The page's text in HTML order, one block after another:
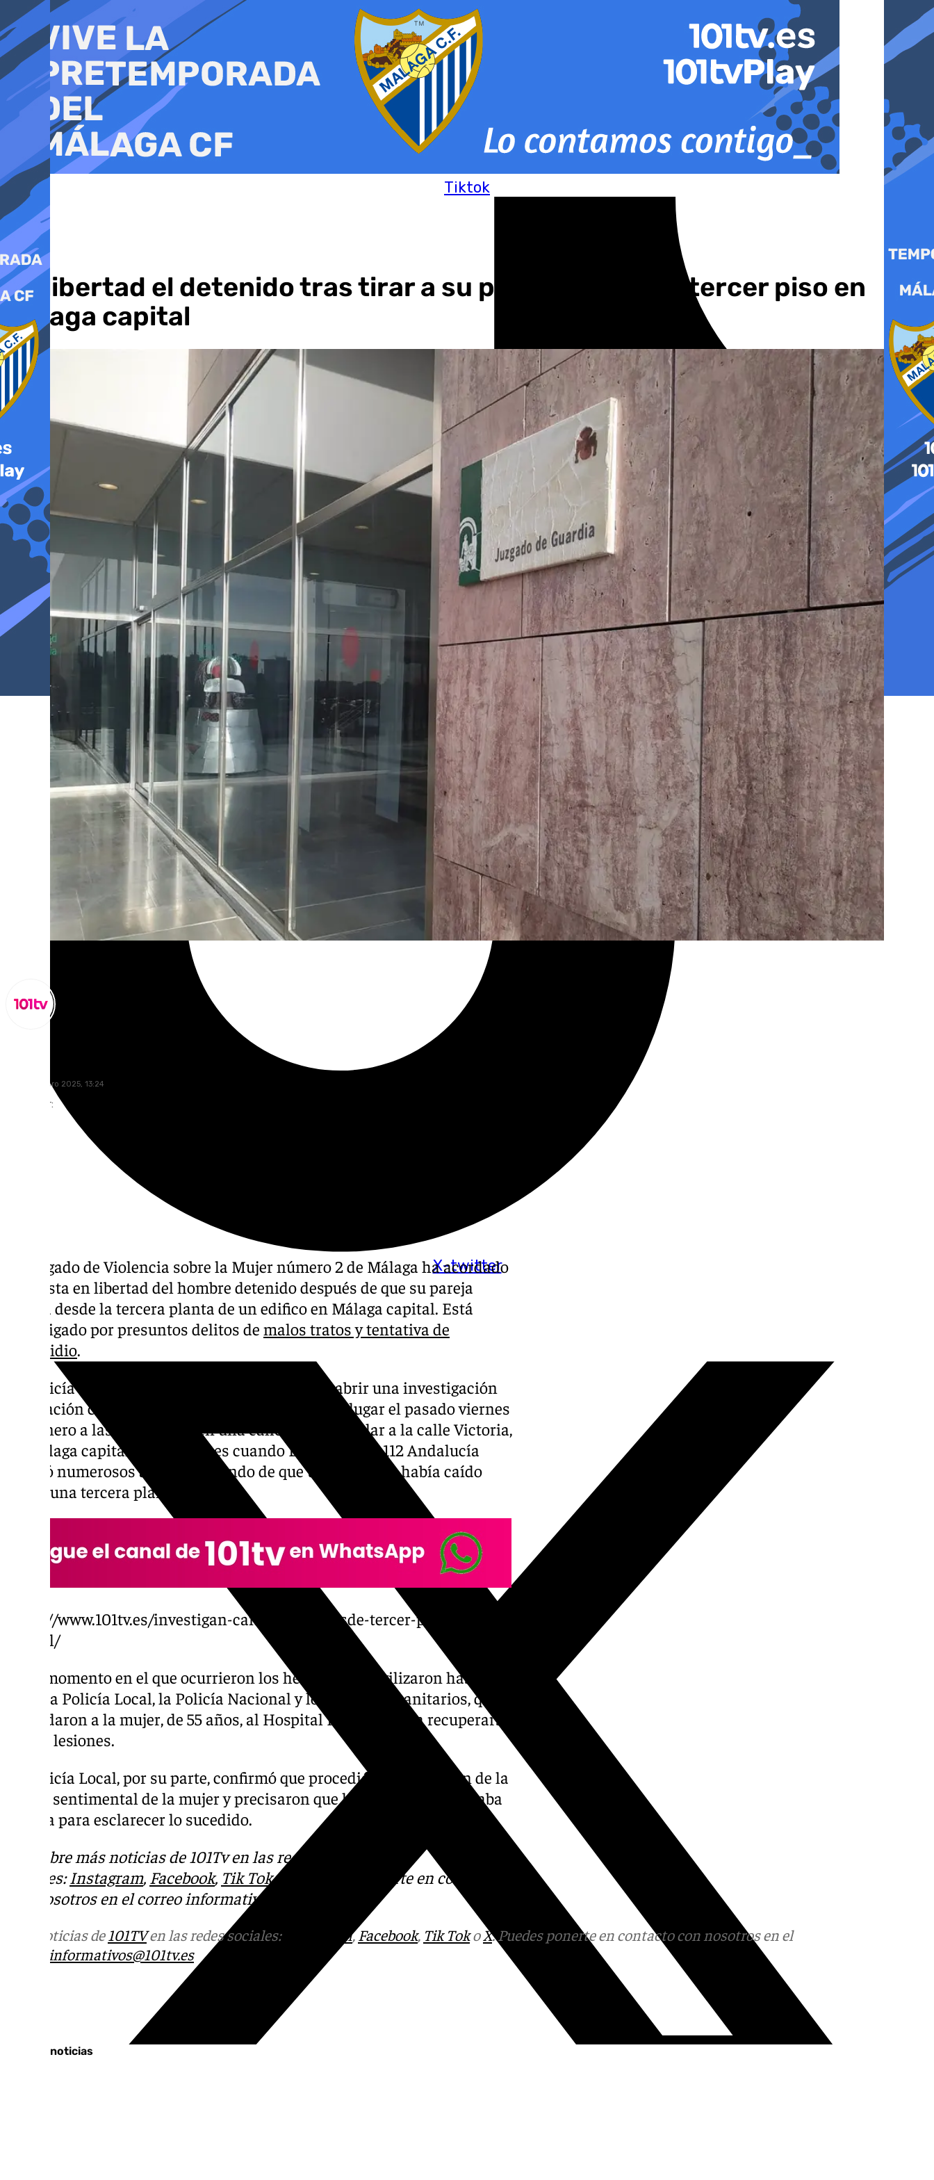
al
contenido
Tiktok
X-twitter
En libertad el detenido tras tirar a su pareja desde un tercer piso en
Málaga capital
lunes, 6 enero 2025, 13:24
Compartir:
El Juzgado de Violencia sobre la Mujer número 2 de Málaga ha acordado
la puesta en libertad del hombre detenido después de que su pareja
cayera desde la tercera planta de un edifico en Málaga capital. Está
investigado por presuntos delitos de malos tratos y tentativa de
homicidio.
La Policía Nacional fue el cuerpo encargado de abrir una investigación
en relación con este suceso. Los hechos tuvieron lugar el pasado viernes
3 de enero a las 19.45 horas en una calle perpendicular a la calle Victoria,
en Málaga capital. Fue entonces cuando Emergencias 112 Andalucía
recibió numerosos avisos alertando de que una mujer se había caído
desde una tercera planta.
https://www.101tv.es/investigan-caida-mujer-desde-tercer-piso-malaga-
capital/
En el momento en el que ocurrieron los hechos, se movilizaron hasta el
lugar la Policía Local, la Policía Nacional y los servicios sanitarios, que
trasladaron a la mujer, de 55 años, al Hospital Regional para recuperarse
de sus lesiones.
La Policía Local, por su parte, confirmó que procedió a la detención de la
pareja sentimental de la mujer y precisaron que la investigación estaba
abierta para esclarecer lo sucedido.
Descubre más noticias de 101Tv en las redes
sociales: Instagram, Facebook, Tik Toko
. Puedes ponerte en contacto
con nosotros en el correo informativos@101tv.es
Más noticias de 101TVen las redes sociales: Instagram,Facebook, Tik TokoX. Puedes ponerte en contacto con nosotros en el
informativos@101tv.es
Últimas noticias